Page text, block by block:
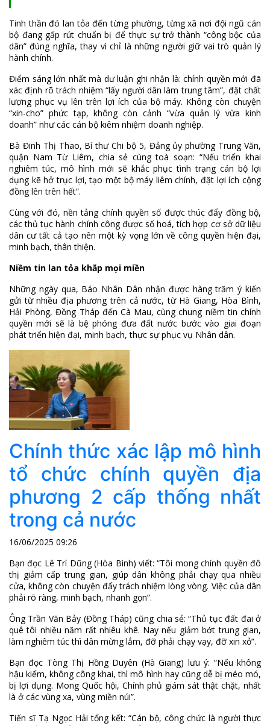
Tinh thần đó lan tỏa đến từng phường, từng xã nơi đội ngũ cán
bộ đang gấp rút chuẩn bị để thực sự trở thành “công bộc của
dân” đúng nghĩa, thay vì chỉ là những người giữ vai trò quản lý
hành chính.
Điểm sáng lớn nhất mà dư luận ghi nhận là: chính quyền mới đã
xác định rõ trách nhiệm “lấy người dân làm trung tâm”, đặt chất
lượng phục vụ lên trên lợi ích của bộ máy. Không còn chuyện
“xin-cho” phức tạp, không còn cảnh “vừa quản lý vừa kinh
doanh” như các cán bộ kiêm nhiệm doanh nghiệp.
Bà Đinh Thị Thao, Bí thư Chi bộ 5, Đảng ủy phường Trung Văn,
quận Nam Từ Liêm, chia sẻ cùng toà soạn: “Nếu triển khai
nghiêm túc, mô hình mới sẽ khắc phục tình trạng cán bộ lợi
dụng kẽ hở trục lợi, tạo một bộ máy liêm chính, đặt lợi ích cộng
đồng lên trên hết”.
Cùng với đó, nền tảng chính quyền số được thúc đẩy đồng bộ,
các thủ tục hành chính công được số hoá, tích hợp cơ sở dữ liệu
dân cư tất cả tạo nên một kỳ vọng lớn về công quyền hiện đại,
minh bạch, thân thiện.
Niềm tin lan tỏa khắp mọi miền
Những ngày qua, Báo Nhân Dân nhận được hàng trăm ý kiến
gửi từ nhiều địa phương trên cả nước, từ Hà Giang, Hòa Bình,
Hải Phòng, Đồng Tháp đến Cà Mau, cùng chung niềm tin chính
quyền mới sẽ là bệ phóng đưa đất nước bước vào giai đoạn
phát triển hiện đại, minh bạch, thực sự phục vụ Nhân dân.
Chính thức xác lập mô hình
tổ chức chính quyền địa
phương 2 cấp thống nhất
trong cả nước
16/06/2025 09:26
Bạn đọc Lê Trí Dũng (Hòa Bình) viết: “Tôi mong chính quyền đô
thị giảm cấp trung gian, giúp dân không phải chạy qua nhiều
cửa, không còn chuyện đẩy trách nhiệm lòng vòng. Việc của dân
phải rõ ràng, minh bạch, nhanh gọn”.
Ông Trần Văn Bảy (Đồng Tháp) cũng chia sẻ: “Thủ tục đất đai ở
quê tôi nhiều năm rất nhiêu khê. Nay nếu giảm bớt trung gian,
làm nghiêm túc thì dân mừng lắm, đỡ phải chạy vạy, đỡ xin xỏ”.
Bạn đọc Tòng Thị Hồng Duyên (Hà Giang) lưu ý: “Nếu không
hậu kiểm, không công khai, thì mô hình hay cũng dễ bị méo mó,
bị lợi dụng. Mong Quốc hội, Chính phủ giám sát thật chặt, nhất
là ở các vùng xa, vùng miền núi”.
Tiến sĩ Tạ Ngọc Hải tổng kết: “Cán bộ, công chức là người thực